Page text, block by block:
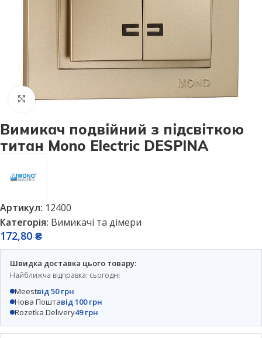
Натисніть, щоб збільшити
Вимикач подвійний з підсвіткою
титан Mono Electric DESPINA
Артикул: 12400
Категорія: Вимикачі та дімери
172,80 ₴
Швидка доставка цього товару:
Найближча відправка: сьогодні
Meestвід 50 грн
Нова Поштавід 100 грн
Rozetka Delivery49 грн